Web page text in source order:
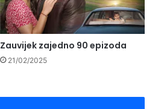
Zauvijek zajedno 90 epizoda
21/02/2025